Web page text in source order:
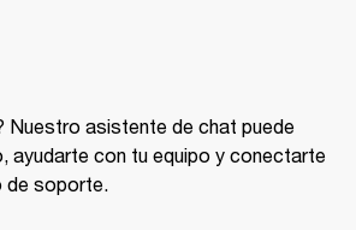
Nuestro asistente de chat puede
ayudarte con tu equipo y conectarte
de soporte.